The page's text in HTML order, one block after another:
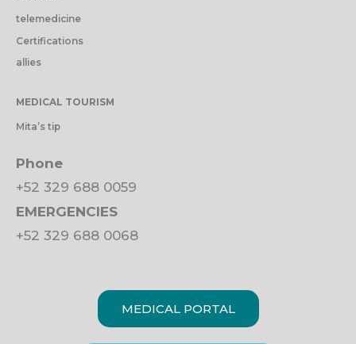
telemedicine
Certifications
allies
MEDICAL TOURISM
Mita’s tip
Phone
+52 329 688 0059
EMERGENCIES
+52 329 688 0068
MEDICAL PORTAL